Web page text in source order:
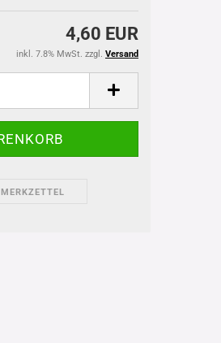
4,60 EUR
inkl. 7.8% MwSt. zzgl. Versand